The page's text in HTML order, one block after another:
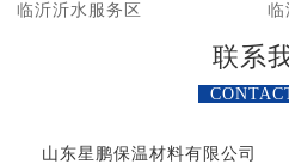
临沂沂水服务区 临
联系
山东星鹏保温材料有限公司